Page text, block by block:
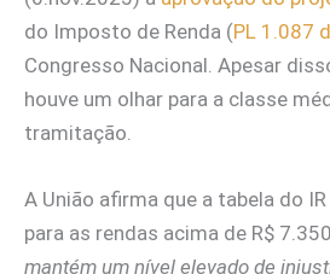
do Imposto de Renda (PL 1.087
Congresso Nacional. Apesar
houve um olhar para a classe
tramitação.
A União afirma que a tabela do
para as rendas acima de R$
mantém um nível elevado de